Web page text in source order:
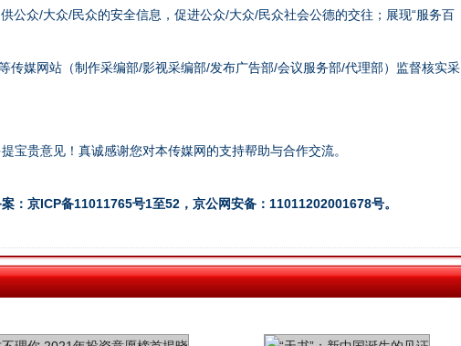
公众/大众/民众的安全信息，促进公众/大众/民众社会公德的交往；展现“服务百
媒网站（制作采编部/影视采编部/发布广告部/会议服务部/代理部）监督核实采
宝贵意见！真诚感谢您对本传媒网的支持帮助与合作交流。
：京ICP备11011765号1至52，京公网安备：11011202001678号。
年投资意愿榜揭晓 新中国诞生的见证